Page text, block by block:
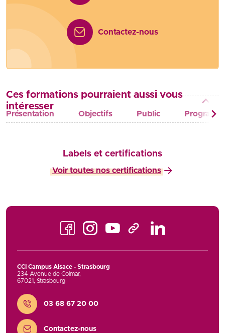
Présentation Objectifs Public
Contactez-nous
Ces formations pourraient aussi vous
intéresser
Labels et certifications
Voir toutes nos certifications
FacebookInstagramYoutube TikTok
CCI Campus Alsace - Strasbourg
234 Avenue de Colmar,
67021, Strasbourg
Contact
03 68 67 20 00
Contactez-nous